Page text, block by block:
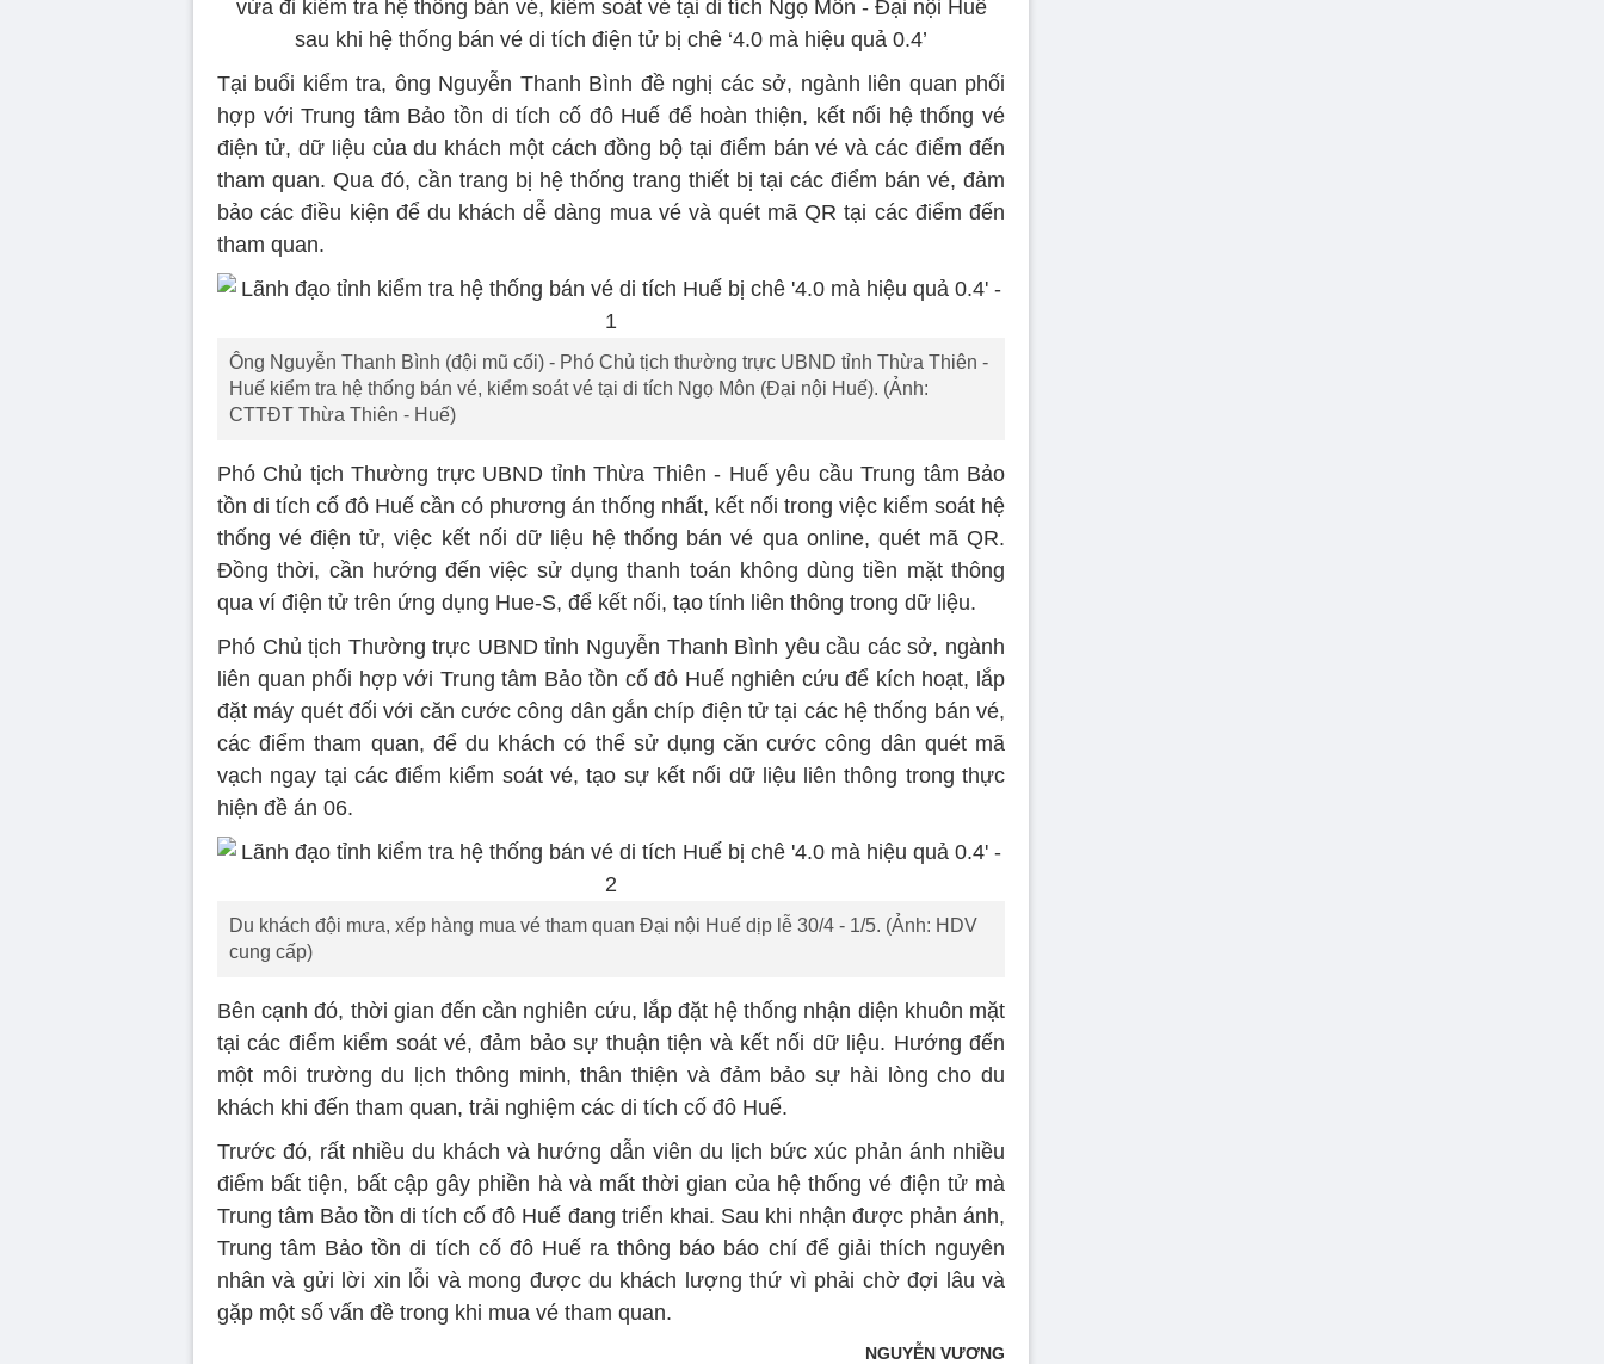
vừa đi kiểm tra hệ thống bán vé, kiểm soát vé tại di tích Ngọ Môn - Đại nội Huế
sau khi hệ thống bán vé di tích điện tử bị chê ‘4.0 mà hiệu quả 0.4’
Tại buổi kiểm tra, ông Nguyễn Thanh Bình đề nghị các sở, ngành liên quan phối
hợp với Trung tâm Bảo tồn di tích cố đô Huế để hoàn thiện, kết nối hệ thống vé
điện tử, dữ liệu của du khách một cách đồng bộ tại điểm bán vé và các điểm đến
tham quan. Qua đó, cần trang bị hệ thống trang thiết bị tại các điểm bán vé, đảm
bảo các điều kiện để du khách dễ dàng mua vé và quét mã QR tại các điểm đến
tham quan.
Ông Nguyễn Thanh Bình (đội mũ cối) - Phó Chủ tịch thường trực UBND tỉnh Thừa Thiên -
Huế kiểm tra hệ thống bán vé, kiểm soát vé tại di tích Ngọ Môn (Đại nội Huế). (Ảnh:
CTTĐT Thừa Thiên - Huế)
Phó Chủ tịch Thường trực UBND tỉnh Thừa Thiên - Huế yêu cầu Trung tâm Bảo
tồn di tích cố đô Huế cần có phương án thống nhất, kết nối trong việc kiểm soát hệ
thống vé điện tử, việc kết nối dữ liệu hệ thống bán vé qua online, quét mã QR.
Đồng thời, cần hướng đến việc sử dụng thanh toán không dùng tiền mặt thông
qua ví điện tử trên ứng dụng Hue-S, để kết nối, tạo tính liên thông trong dữ liệu.
Phó Chủ tịch Thường trực UBND tỉnh Nguyễn Thanh Bình yêu cầu các sở, ngành
liên quan phối hợp với Trung tâm Bảo tồn cố đô Huế nghiên cứu để kích hoạt, lắp
đặt máy quét đối với căn cước công dân gắn chíp điện tử tại các hệ thống bán vé,
các điểm tham quan, để du khách có thể sử dụng căn cước công dân quét mã
vạch ngay tại các điểm kiểm soát vé, tạo sự kết nối dữ liệu liên thông trong thực
hiện đề án 06.
Du khách đội mưa, xếp hàng mua vé tham quan Đại nội Huế dịp lễ 30/4 - 1/5. (Ảnh: HDV
cung cấp)
Bên cạnh đó, thời gian đến cần nghiên cứu, lắp đặt hệ thống nhận diện khuôn mặt
tại các điểm kiểm soát vé, đảm bảo sự thuận tiện và kết nối dữ liệu. Hướng đến
một môi trường du lịch thông minh, thân thiện và đảm bảo sự hài lòng cho du
khách khi đến tham quan, trải nghiệm các di tích cố đô Huế.
Trước đó, rất nhiều du khách và hướng dẫn viên du lịch bức xúc phản ánh nhiều
điểm bất tiện, bất cập gây phiền hà và mất thời gian của hệ thống vé điện tử mà
Trung tâm Bảo tồn di tích cố đô Huế đang triển khai. Sau khi nhận được phản ánh,
Trung tâm Bảo tồn di tích cố đô Huế ra thông báo báo chí để giải thích nguyên
nhân và gửi lời xin lỗi và mong được du khách lượng thứ vì phải chờ đợi lâu và
gặp một số vấn đề trong khi mua vé tham quan.
NGUYỄN VƯƠNG